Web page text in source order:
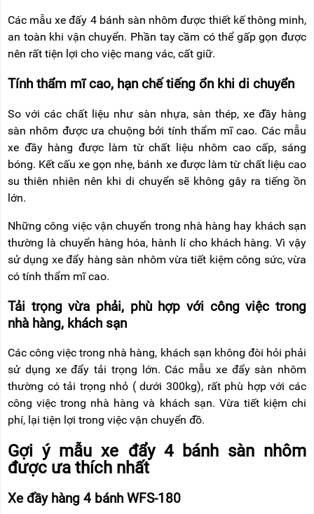
Các mẫu xe đấy 4 bánh sàn nhôm được thiết kế thông minh,
an toàn khi vận chuyển. Phần tay cầm có thể gấp gọn được
nên rất tiện lợi cho việc mang vác, cất giữ.
Tính thẩm mĩ cao, hạn chế tiếng ổn khi di chuyển
So với các chất liệu như sàn nhựa, sàn thép, xe đầy hàng
sàn nhôm được ưa chuộng bởi tính thẩm mĩ cao. Các mẫu
xe đầy hàng được làm từ chất liệu nhôm cao cấp, sáng
bóng. Kết cấu xe gọn nhẹ, bánh xe được làm từ chất liệu cao
su thiên nhiên nên khi di chuyển sẽ không gây ra tiếng ồn
lớn.
Những công việc vận chuyển trong nhà hàng hay khách sạn
thường là chuyển hàng hóa, hành lí cho khách hàng. Vì vậy
sử dụng xe đẩy hàng sàn nhôm vừa tiết kiệm công sức, vừa
có tính thẩm mĩ cao.
Tải trọng vừa phải, phù hợp với công việc trong
nhà hàng, khách sạn
Các công việc trong nhà hàng, khách sạn không đòi hỏi phải
sử dụng xe đẩy tải trọng lớn. Các mẫu xe đẩy sàn nhôm
thường có tải trọng nhỏ ( dưới 300kg), rất phù hợp với các
công việc trong nhà hàng và khách sạn. Vừa tiết kiệm chi
phí, lại tiện lợi trong việc vận chuyển đồ.
Gợi ý mẫu xe đẩy 4 bánh sàn nhôm
được ưa thích nhất
Xe đầy hàng 4 bánh WFS-180